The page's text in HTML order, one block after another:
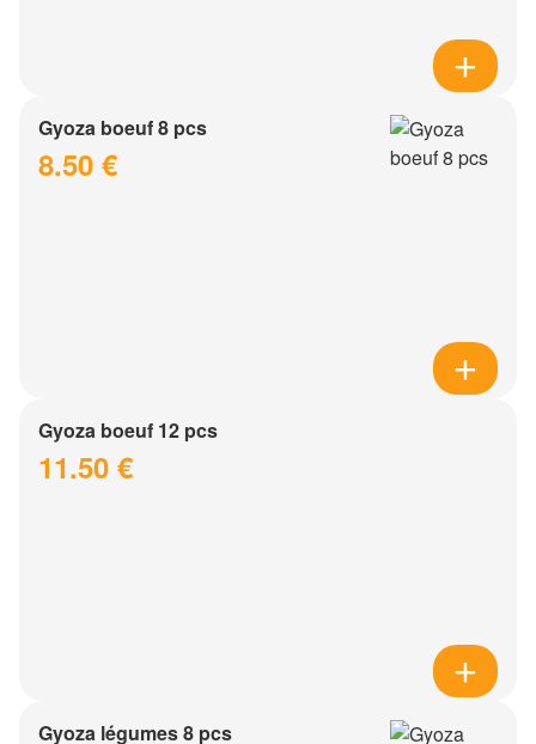
Gyoza boeuf 8 pcs
8.50 €
Gyoza boeuf 12 pcs
11.50 €
Gyoza légumes 8 pcs